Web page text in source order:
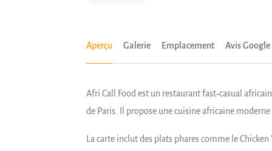
Aperçu Galerie Emplacement Avis Google
Afri Call Food est un restaurant fast‑casual
de Paris. Il propose une cuisine africaine moderne
La carte inclut des plats phares comme le